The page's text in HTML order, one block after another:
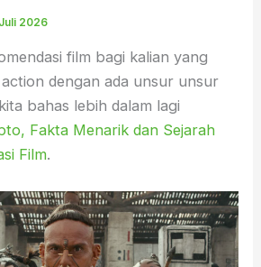
2026
film bagi kalian yang
dengan ada unsur unsur
bahas lebih dalam lagi
Fakta Menarik dan Sejarah
Film.